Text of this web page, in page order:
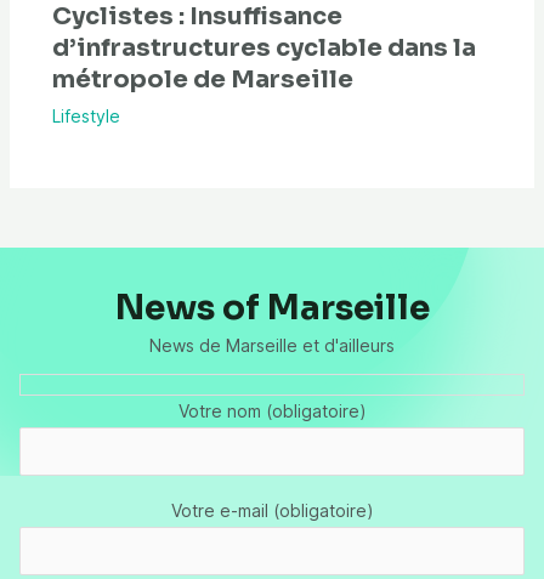
Cyclistes : Insuffisance
d’infrastructures cyclable dans la
métropole de Marseille
Lifestyle
News of Marseille
News de Marseille et d'ailleurs
Votre nom (obligatoire)
Votre e-mail (obligatoire)